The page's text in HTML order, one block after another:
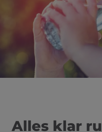
Alles klar